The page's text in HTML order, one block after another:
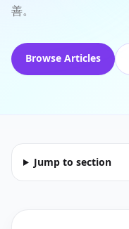
善。
Browse Articles
Jump to section